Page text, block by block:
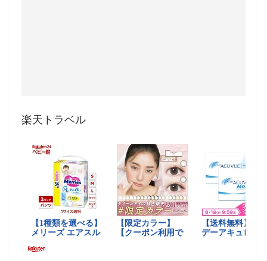
楽天トラベル